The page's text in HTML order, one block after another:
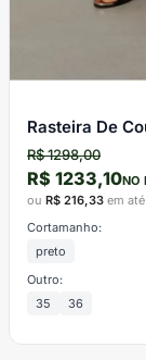
Rasteira De
R$ 1298,00
R$ 1233,10NO
ou R$ 216,33 em até
Cortamanho:
preto
Outro:
35
36